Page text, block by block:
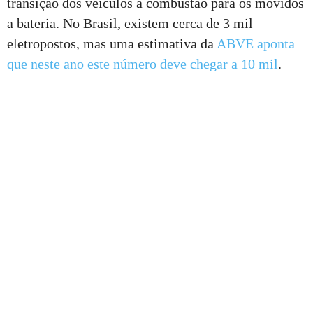
a bateria. No Brasil, existem cerca de 3 mil
eletropostos, mas uma estimativa da ABVE aponta
que neste ano este número deve chegar a 10 mil.